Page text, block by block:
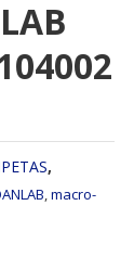
,
,macro-